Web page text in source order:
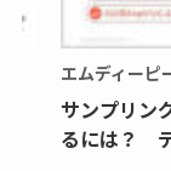
エムディーピ
サンプリン
るには？